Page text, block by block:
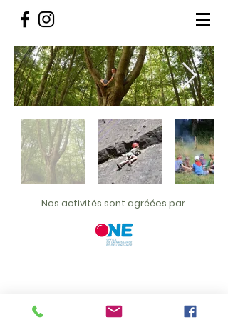
Nos activités sont agréées par